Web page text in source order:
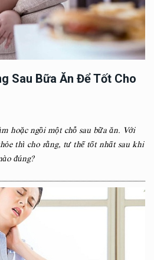
Sau Bữa Ăn Để Tốt Cho
hoặc ngồi một chỗ sau bữa ăn. Với
thì cho rằng, tư thế tốt nhất sau khi
đúng?